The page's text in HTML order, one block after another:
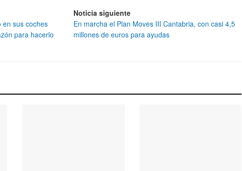
en sus coches
para hacerlo
Noticia siguiente
En marcha el Plan Moves III Cantabria, con casi 4,5
millones de euros para ayudas